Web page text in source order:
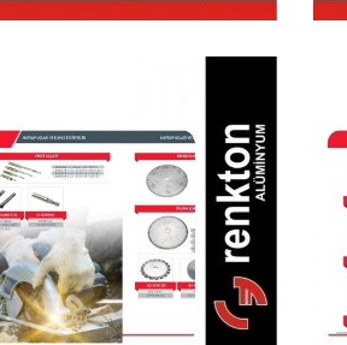
Matkap Ucları &
Elmas Testereler